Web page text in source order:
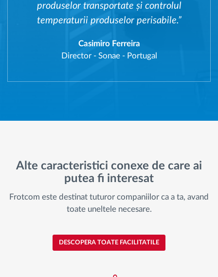
produselor transportate și controlul
temperaturii produselor perisabile.”
Casimiro Ferreira
Director - Sonae - Portugal
Alte caracteristici conexe de care ai
putea fi interesat
Frotcom este destinat tuturor companiilor ca a ta, avand
toate uneltele necesare.
DESCOPERA TOATE FACILITATILE